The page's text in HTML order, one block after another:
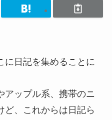
に日記を集めることに
アップル系、携帯のニ
ど、これからは日記ら